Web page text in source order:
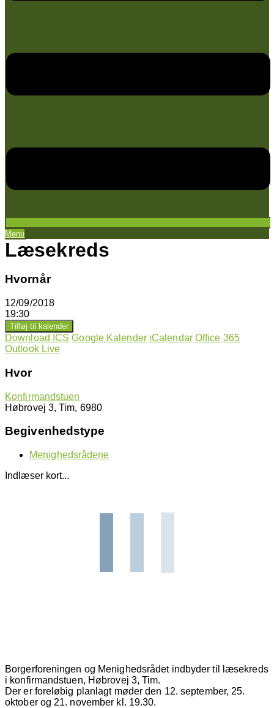
Menu
Læsekreds
Hvornår
12/09/2018
19:30
Tilføj til kalender
Download ICS Google Kalender iCalendar Office 365
Outlook Live
Hvor
Konfirmandstuen
Høbrovej 3, Tim, 6980
Begivenhedstype
Menighedsrådene
Indlæser kort...
Borgerforeningen og Menighedsrådet indbyder til læsekreds
i konfirmandstuen, Høbrovej 3, Tim.
Der er foreløbig planlagt møder den 12. september, 25.
oktober og 21. november kl. 19.30.